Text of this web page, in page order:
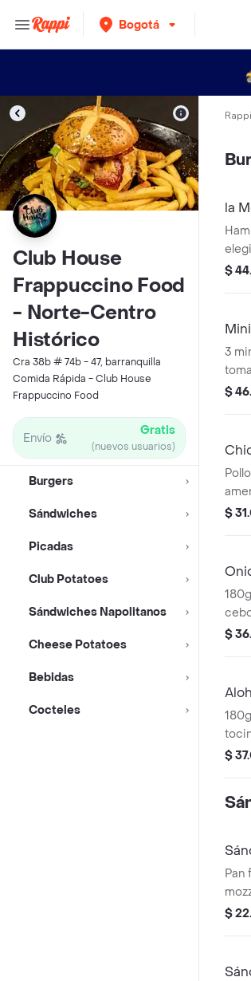
Bogotá
Club House
Frappuccino Food
- Norte-Centro
Histórico
Cra 38b # 74b - 47, barranquilla
Comida Rápida - Club House
Frappuccino Food
Envío Gratis
(nuevos usuarios)
Burgers
Sándwiches
Picadas
Club Potatoes
Sándwiches Napolitanos
Cheese Potatoes
Bebidas
Cocteles
Rappi
la
$
3
$
$
$
$
Pan
$